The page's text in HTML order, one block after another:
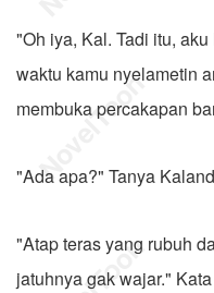
"Oh iya, Kal. Tadi itu,
waktu kamu nyelametin
membuka percakapan
"Ada apa?" Tanya
"Atap teras yang rubuh
jatuhnya gak wajar."